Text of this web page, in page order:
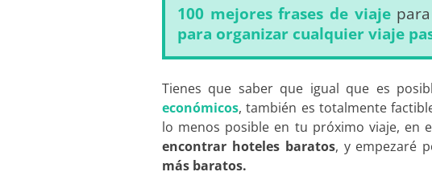
100 mejores frases de viajepara
para organizar cualquier viaje
Tienes que saber que igual que es
económicos, también es totalmente
lo menos posible en tu próximo viaje, en
encontrar hoteles baratos, y empezaré
más baratos.